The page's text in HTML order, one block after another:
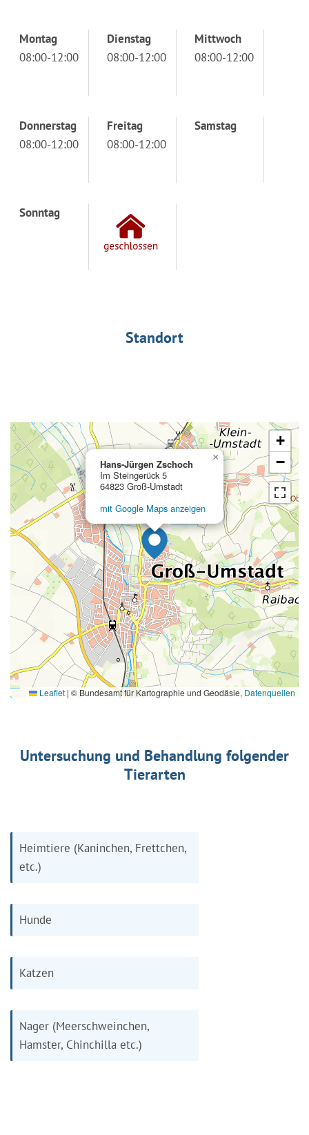
Montag
08:00-12:00
Dienstag
08:00-12:00
Mittwoch
08:00-12:00
Donnerstag
08:00-12:00
Freitag
08:00-12:00
Samstag
Sonntag
Standort
Hans-Jürgen Zschoch
Im Steingerück 5
64823 Groß-Umstadt
mit Google Maps anzeigen
×
+
−
Leaflet | © Bundesamt für Kartographie und Geodäsie, Datenquellen
Untersuchung und Behandlung folgender
Tierarten
Heimtiere (Kaninchen, Frettchen,
etc.)
Hunde
Katzen
Nager (Meerschweinchen,
Hamster, Chinchilla etc.)